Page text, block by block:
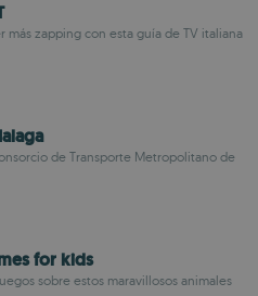
más zapping con esta guía de TV italiana
de Transporte Metropolitano de
for kids
sobre estos maravillosos animales